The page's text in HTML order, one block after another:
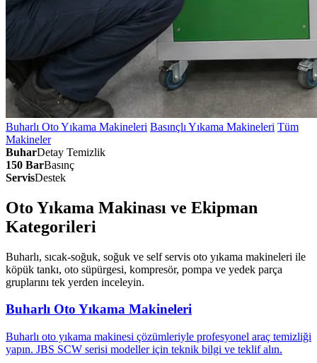
Buharlı Oto Yıkama Makineleri Basınçlı Yıkama Makineleri Tüm
Makineler
BuharDetay Temizlik
150 BarBasınç
ServisDestek
Oto Yıkama Makinası ve Ekipman
Kategorileri
Buharlı, sıcak-soğuk, soğuk ve self servis oto yıkama makineleri ile
köpük tankı, oto süpürgesi, kompresör, pompa ve yedek parça
gruplarını tek yerden inceleyin.
Buharlı Oto Yıkama Makineleri
Buharlı oto yıkama makinesi çözümleriyle profesyonel araç temizliği
yapın. JBS SCW serisi modeller için teknik bilgi ve teklif alın.